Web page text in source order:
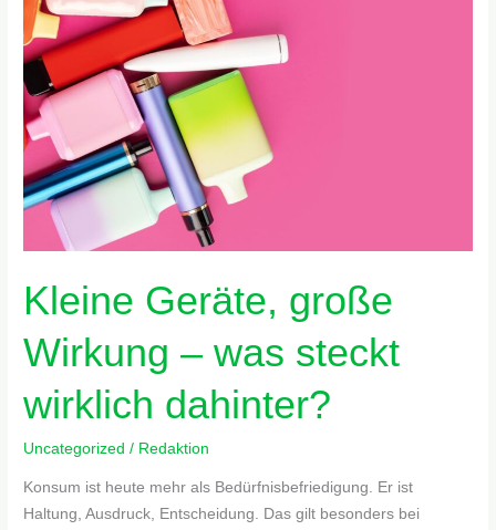
Kleine Geräte, große
Wirkung – was steckt
wirklich dahinter?
Uncategorized / Redaktion
Konsum ist heute mehr als Bedürfnisbefriedigung. Er ist
Haltung, Ausdruck, Entscheidung. Das gilt besonders bei
große
Wirkung
–
was
steckt
wirklich
dahinter?